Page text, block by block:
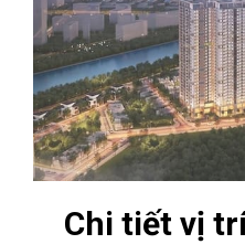
Chi tiết vị